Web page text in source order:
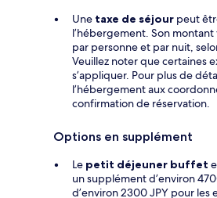
Une taxe de séjour peut
l’hébergement. Son montant
par personne et par nuit,
Veuillez noter que certaines
s’appliquer. Pour plus de
l’hébergement aux
confirmation de réservation.
Options en supplément
Le petit déjeuner buffet
un supplément d’environ
d’environ 2300 JPY pour les